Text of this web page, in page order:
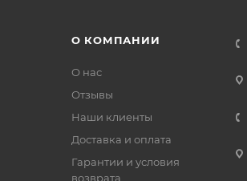
О КОМПАНИИ
О нас
Отзывы
Наши клиенты
Доставка и оплата
Гарантии и условия
возврата